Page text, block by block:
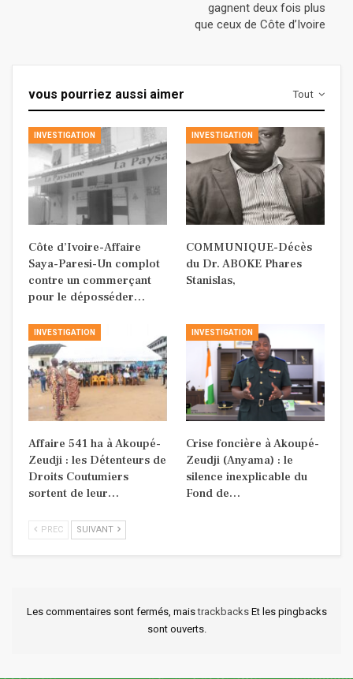
gagnent deux fois plus
que ceux de Côte d’Ivoire
Tout
vous pourriez aussi aimer
INVESTIGATION
Côte d’Ivoire-Affaire
Saya-Paresi-Un complot
contre un commerçant
pour le déposséder…
INVESTIGATION
COMMUNIQUE-Décès
du Dr. ABOKE Phares
Stanislas,
INVESTIGATION
Affaire 541 ha à Akoupé-
Zeudji : les Détenteurs de
Droits Coutumiers
sortent de leur…
INVESTIGATION
Crise foncière à Akoupé-
Zeudji (Anyama) : le
silence inexplicable du
Fond de…
PREC SUIVANT
Les commentaires sont fermés, maistrackbacks Et les pingbacks
sont ouverts.